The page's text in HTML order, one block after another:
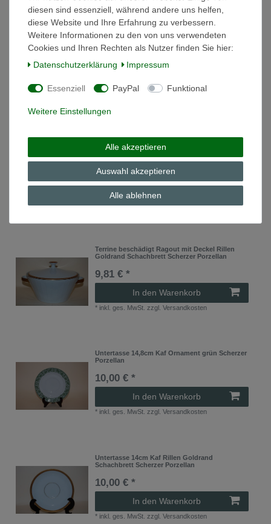
Sauciere Rillen Goldrand Schachbrett Scherzer
Porzellan
10,00 € *
In den Warenkorb
Schale 15/6,8 cm weiss 2. Wahl Scherzer Bavaria
8,30 € *
In den Warenkorb
Terrine beschädigt Ragout mit Deckel Rillen
Goldrand Schachbrett Scherzer Porzellan
9,81 € *
In den Warenkorb
* inkl. ges. MwSt. zzgl.Versandkosten
Untertasse 14,8cm Kaf Ornament grün Scherzer
Porzellan
10,00 € *
In den Warenkorb
* inkl. ges. MwSt. zzgl.Versandkosten
Untertasse 14cm Kaf Rillen Goldrand
Schachbrett Scherzer Porzellan
10,00 € *
In den Warenkorb
* inkl. ges. MwSt. zzgl.Versandkosten
diesen sind essenziell, während andere uns helfen,
diese Website und Ihre Erfahrung zu verbessern.
Weitere Informationen zu den von uns verwendeten
Cookies und Ihren Rechten als Nutzer finden Sie hier:
Daten­schutz­erklärung
Impressum
Essenziell PayPal Funktional
Weitere Einstellungen
Alle akzeptieren
Auswahl akzeptieren
Alle ablehnen